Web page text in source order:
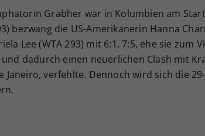
Grabher war in Kolumbien am
bezwang die US-Amerikanerin Hanna
Lee (WTA 293) mit 6:1, 7:5, ehe sie zum
dadurch einen neuerlichen Clash mit
Janeiro, verfehlte. Dennoch wird sich die